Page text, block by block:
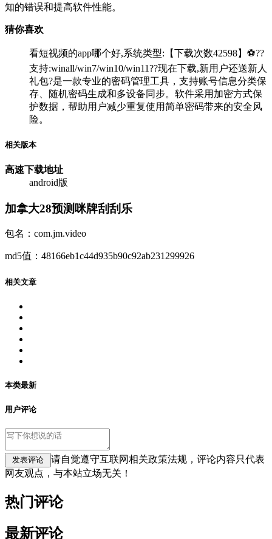
知的错误和提高软件性能。
猜你喜欢
看短视频的app哪个好,系统类型:【下载次数42598】⚽??
支持:winall/win7/win10/win11??现在下载,新用户还送新人
礼包?是一款专业的密码管理工具，支持账号信息分类保
存、随机密码生成和多设备同步。软件采用加密方式保
护数据，帮助用户减少重复使用简单密码带来的安全风
险。
相关版本
高速下载地址
android版
加拿大28预测咪牌刮刮乐
包名：com.jm.video
md5值：48166eb1c44d935b90c92ab231299926
相关文章
本类最新
用户评论
请自觉遵守互联网相关政策法规，评论内容只代表
网友观点，与本站立场无关！
热门评论
最新评论